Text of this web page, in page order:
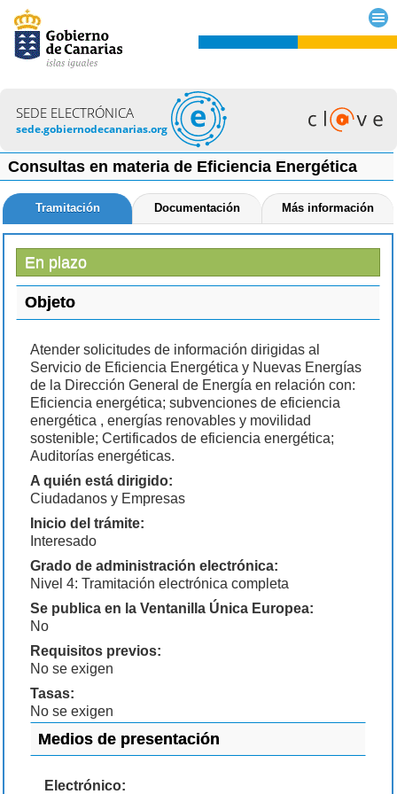
SEDE ELECTRÓNICA
sede.gobiernodecanarias.org
Consultas en materia de Eficiencia Energética
Tramitación Documentación Más información
En plazo
Objeto
Atender solicitudes de información dirigidas al
Servicio de Eficiencia Energética y Nuevas Energías
de la Dirección General de Energía en relación con:
Eficiencia energética; subvenciones de eficiencia
energética , energías renovables y movilidad
sostenible; Certificados de eficiencia energética;
Auditorías energéticas.
A quién está dirigido:
Ciudadanos y Empresas
Inicio del trámite:
Interesado
Grado de administración electrónica:
Nivel 4: Tramitación electrónica completa
Se publica en la Ventanilla Única Europea:
No
Requisitos previos:
No se exigen
Tasas:
No se exigen
Medios de presentación
Electrónico: